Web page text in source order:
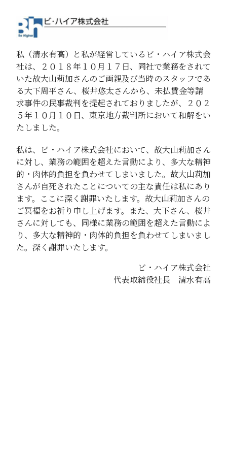
私（清水有高）と私が経営しているビ・ハイア株式会
社は、２０１８年１０月１７日、同社で業務をされて
いた故大山莉加さんのご両親及び当時のスタッフであ
る大下周平さん、桜井悠太さんから、未払賃金等請
求事件の民事裁判を提起されておりましたが、２０２
５年１０月１０日、東京地方裁判所において和解をい
たしました。
私は、ビ・ハイア株式会社において、故大山莉加さん
に対し、業務の範囲を超えた言動により、多大な精神
的・肉体的負担を負わせてしまいました。故大山莉加
さんが自死されたことについての主な責任は私にあり
ます。ここに深く謝罪いたします。故大山莉加さんの
ご冥福をお祈り申し上げます。また、大下さん、桜井
さんに対しても、同様に業務の範囲を超えた言動によ
り、多大な精神的・肉体的負担を負わせてしまいまし
た。深く謝罪いたします。
ビ・ハイア株式会社
代表取締役社長 清水有高